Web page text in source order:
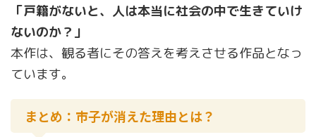
「戸籍がないと、人は本当に社会の中で生きていけ
ないのか？」
本作は、観る者にその答えを考えさせる作品となっ
ています。
まとめ：市子が消えた理由とは？